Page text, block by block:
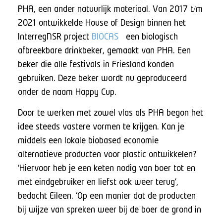
PHA, een ander natuurlijk materiaal. Van 2017 t/m
2021
ontwikkelde House of Design binnen het
InterregNSR project BIOCAS
een biologisch
afbreekbare drinkbeker, gemaakt van PHA. Een
beker die alle festivals in Friesland konden
gebruiken. Deze beker wordt nu geproduceerd
onder de naam Happy Cup.
Door te werken met zowel vlas als PHA begon het
idee steeds vastere vormen te krijgen. Kan je
middels een lokale biobased economie
alternatieve producten voor plastic ontwikkelen?
‘Hiervoor heb je een keten nodig van boer tot en
met eindgebruiker en liefst ook weer terug’,
bedacht Eileen. ‘Op een manier dat de producten
bij wijze van spreken weer bij de boer de grond in